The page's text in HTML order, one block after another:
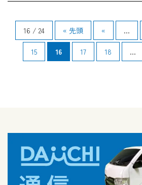
16 / 24 « 先頭 « ...
15 16 17 18 ...